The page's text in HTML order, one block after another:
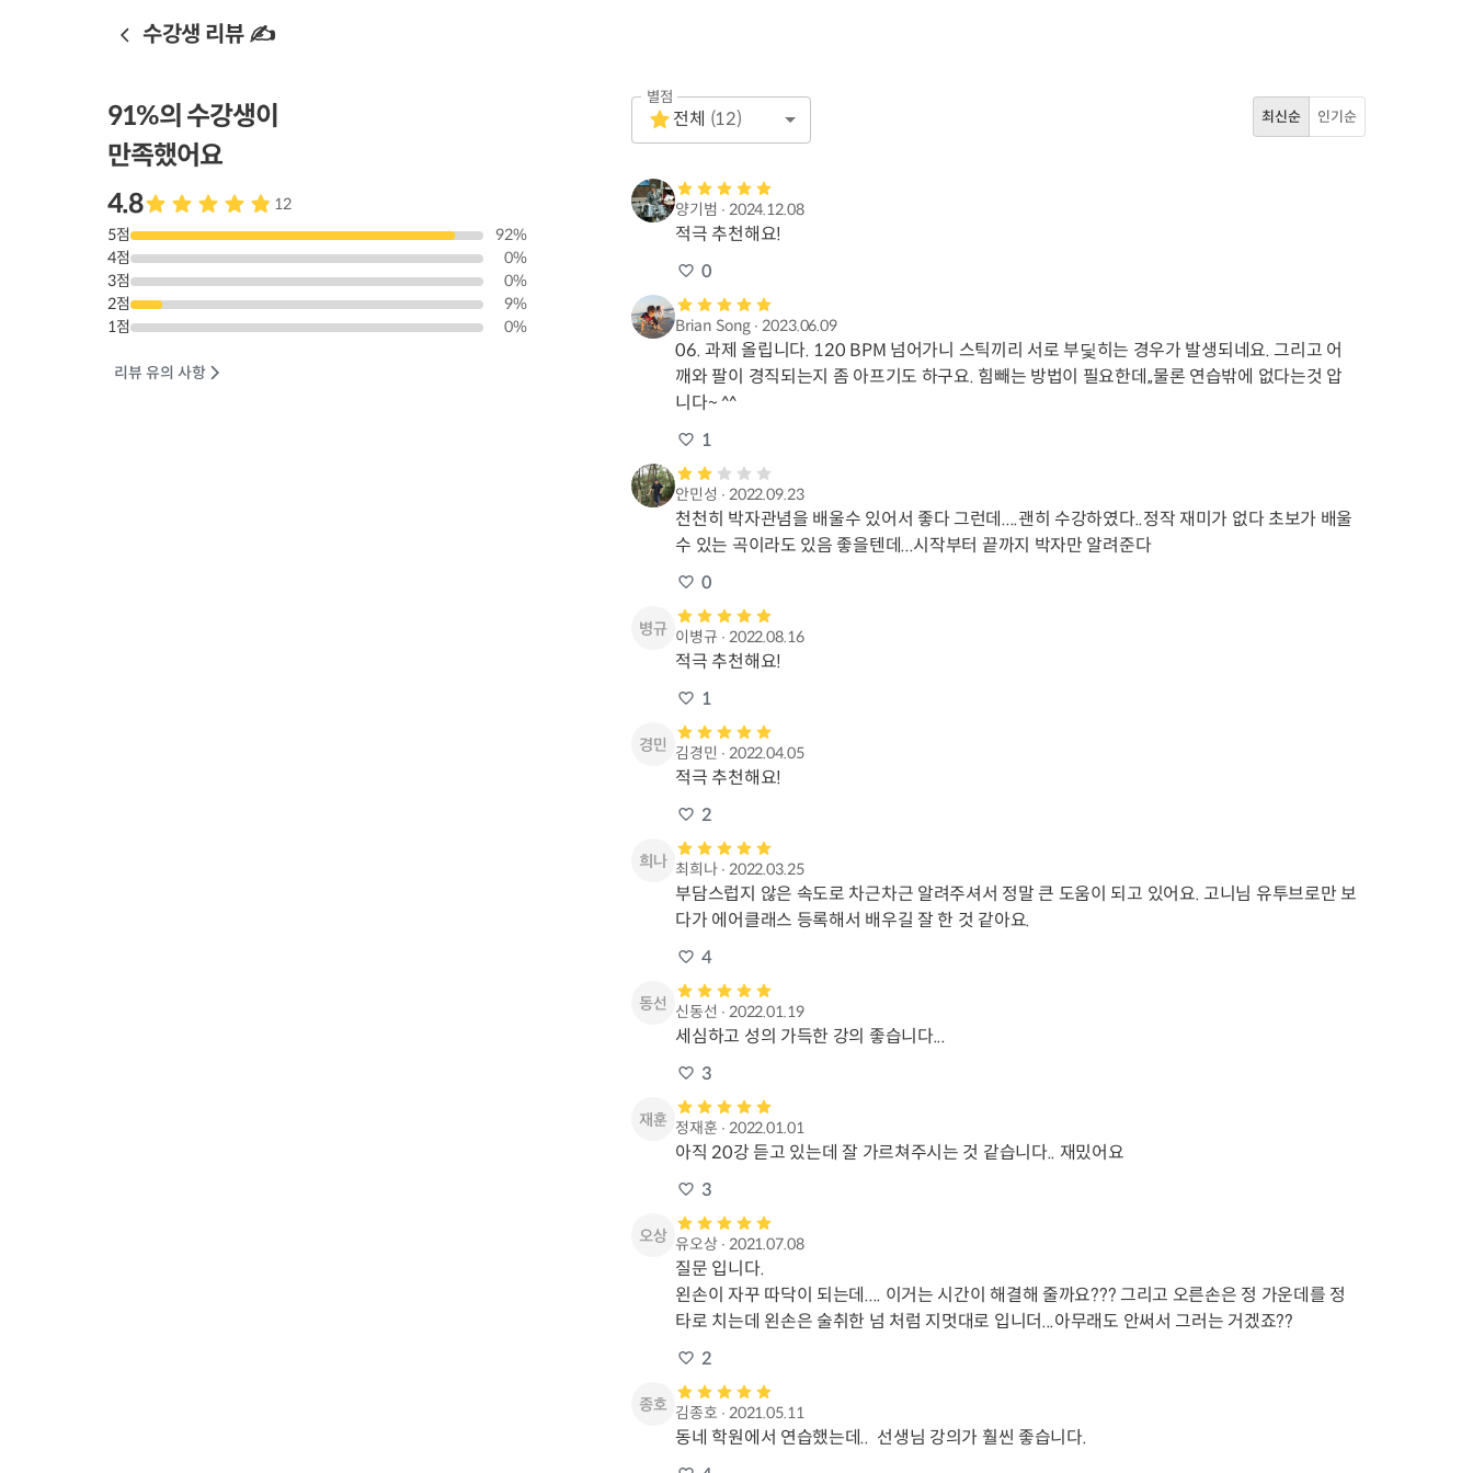
수강생 리뷰 ✍️
91%의 수강생이
만족했어요
4.8
12
5점 92%
4점 0%
3점 0%
2점 9%
1점 0%
리뷰 유의 사항
별점
1 Star
Empty
전체 (12) 최신순 인기순
양기범 ∙ 2024.12.08
적극 추천해요!
0
Brian Song ∙2023.06.09
06. 과제 올립니다. 120 BPM 넘어가니 스틱끼리 서로 부딫히는 경우가 발생되네요. 그리고 어
깨와 팔이 경직되는지 좀 아프기도 하구요. 힘빼는 방법이 필요한데,,물론 연습밖에 없다는것 압
니다~ ^^
1
안민성 ∙ 2022.09.23
천천히 박자관념을 배울수 있어서 좋다 그런데....괜히 수강하였다..정작 재미가 없다 초보가 배울
수 있는 곡이라도 있음 좋을텐데...시작부터 끝까지 박자만 알려준다
0
이병규 ∙ 2022.08.16
적극 추천해요!
1
김경민 ∙ 2022.04.05
적극 추천해요!
2
최희나 ∙ 2022.03.25
부담스럽지 않은 속도로 차근차근 알려주셔서 정말 큰 도움이 되고 있어요. 고니님 유투브로만 보
다가 에어클래스 등록해서 배우길 잘 한 것 같아요.
4
신동선 ∙ 2022.01.19
세심하고 성의 가득한 강의 좋습니다...
3
정재훈 ∙ 2022.01.01
아직 20강 듣고 있는데 잘 가르쳐주시는 것 같습니다.. 재밌어요
3
유오상 ∙ 2021.07.08
질문 입니다.
왼손이 자꾸 따닥이 되는데.... 이거는 시간이 해결해 줄까요??? 그리고 오른손은 정 가운데를 정
타로 치는데 왼손은 술취한 넘 처럼 지멋대로 입니더...아무래도 안써서 그러는 거겠죠??
2
김종호 ∙ 2021.05.11
동네 학원에서 연습했는데..  선생님 강의가 훨씬 좋습니다.